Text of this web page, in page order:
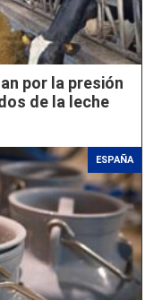
por la presión
de la leche
ESPAÑA